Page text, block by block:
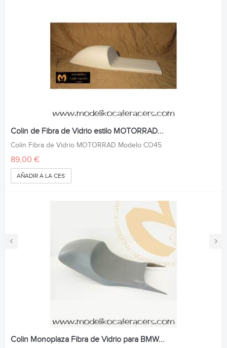
‹ ›
Colin de Fibra de Vidrio estilo MOTORRAD...
Colín Fibra de Vidrio MOTORRAD Modelo CO45
89,00 €
AÑADIR A LA CESTA
Colin Monoplaza Fibra de Vidrio para BMW...